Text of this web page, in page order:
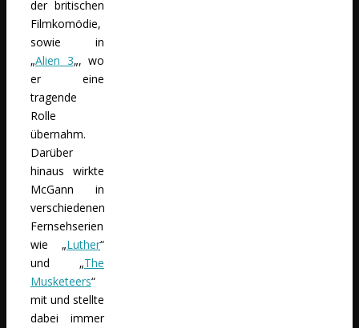
der britischen
Filmkomödie,
sowie in
„Alien 3„, wo
er eine
tragende
Rolle
übernahm.
Darüber
hinaus wirkte
McGann in
verschiedenen
Fernsehserien
wie „Luther“
und „The
Musketeers“
mit und stellte
dabei immer